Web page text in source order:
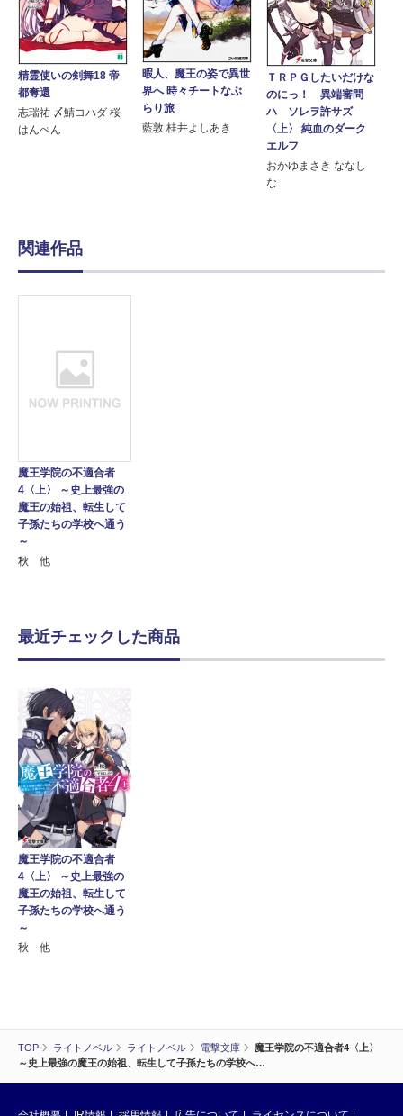
TOP ライトノベル ライトノベル 電撃文庫
魔王学院の不適合者4〈上〉
～史上最強の魔王の始祖、転生して子孫たちの学校へ…
精霊使いの剣舞18 帝
都奪還
志瑞祐 〆鯖コハダ 桜
はんぺん
暇人、魔王の姿で異世
界へ 時々チートなぶ
らり旅
藍敦 桂井よしあき
ＴＲＰＧしたいだけな
のにっ！ 異端審問
ハ ソレヲ許サズ
〈上〉 純血のダーク
エルフ
おかゆまさき ななし
な
関連作品
魔王学院の不適合者
4〈上〉 ～史上最強の
魔王の始祖、転生して
子孫たちの学校へ通う
～
秋 他
最近チェックした商品
魔王学院の不適合者
4〈上〉 ～史上最強の
魔王の始祖、転生して
子孫たちの学校へ通う
～
秋 他